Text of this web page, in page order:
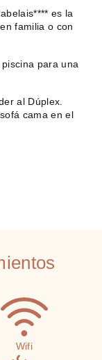
es la
familia o con
para una
al Dúplex.
cama en el
Wifi